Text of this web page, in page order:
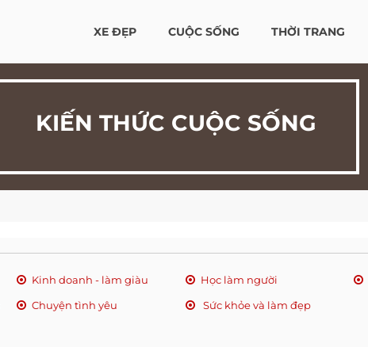
XE ĐẸP CUỘC SỐNG THỜI TRANG
KIẾN THỨC CUỘC SỐNG
Kinh doanh - làm giàu Học làm người
Chuyện tình yêu Sức khỏe và làm đẹp